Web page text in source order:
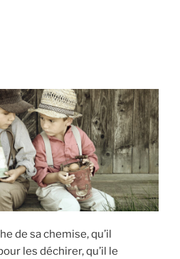
de sa chemise, qu’il
les déchirer, qu’il le